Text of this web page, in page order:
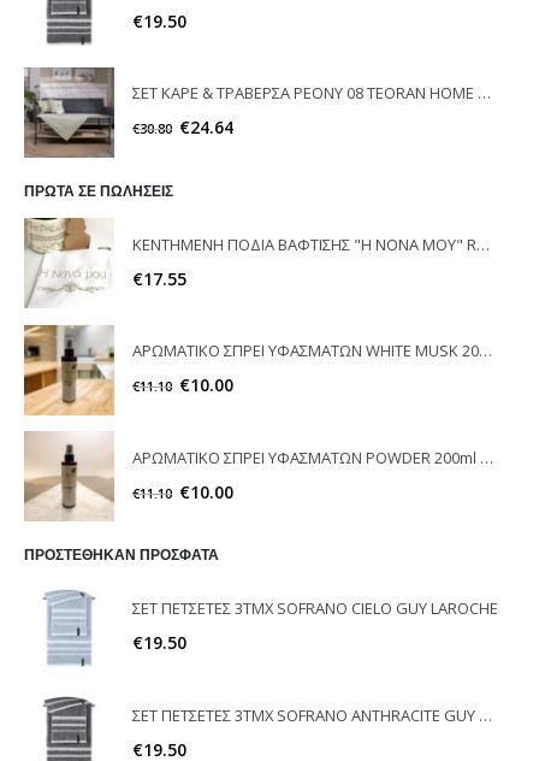
€19.50
ΣΕΤ ΚΑΡΕ & ΤΡΑΒΕΡΣΑ PEONY 08 TEORAN HOME & MORE
€30.80 €24.64
ΠΡΩΤΑ ΣΕ ΠΩΛΗΣΕΙΣ
ΚΕΝΤΗΜΕΝΗ ΠΟΔΙΑ ΒΑΦΤΙΣΗΣ "Η ΝΟΝΑ ΜΟΥ" RAISON D'ETRE
€17.55
ΑΡΩΜΑΤΙΚΟ ΣΠΡΕΙ ΥΦΑΣΜΑΤΩΝ WHITE MUSK 200ml ELEGANT
€11.10 €10.00
ΑΡΩΜΑΤΙΚΟ ΣΠΡΕΙ ΥΦΑΣΜΑΤΩΝ POWDER 200ml ELEGANT
€11.10 €10.00
ΠΡΟΣΤΕΘΗΚΑΝ ΠΡΟΣΦΑΤΑ
ΣΕΤ ΠΕΤΣΕΤΕΣ 3ΤΜΧ SOFRANO CIELO GUY LAROCHE
€19.50
ΣΕΤ ΠΕΤΣΕΤΕΣ 3ΤΜΧ SOFRANO ANTHRACITE GUY LAROCHE
€19.50